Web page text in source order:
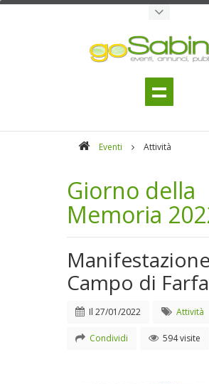
Eventi Attività
Giorno della
Memoria
Campo di Farfa
Il 27/01/2022 Attività
Condividi 594 visite